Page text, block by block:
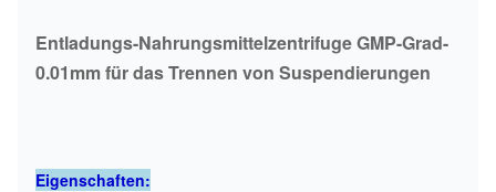
Entladungs-Nahrungsmittelzentrifuge GMP-Grad-
0.01mm für das Trennen von Suspendierungen
Eigenschaften: